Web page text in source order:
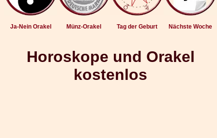
Ja-Nein Orakel Münz-Orakel Tag der Geburt Nächste Woche
Horoskope und Orakel
kostenlos